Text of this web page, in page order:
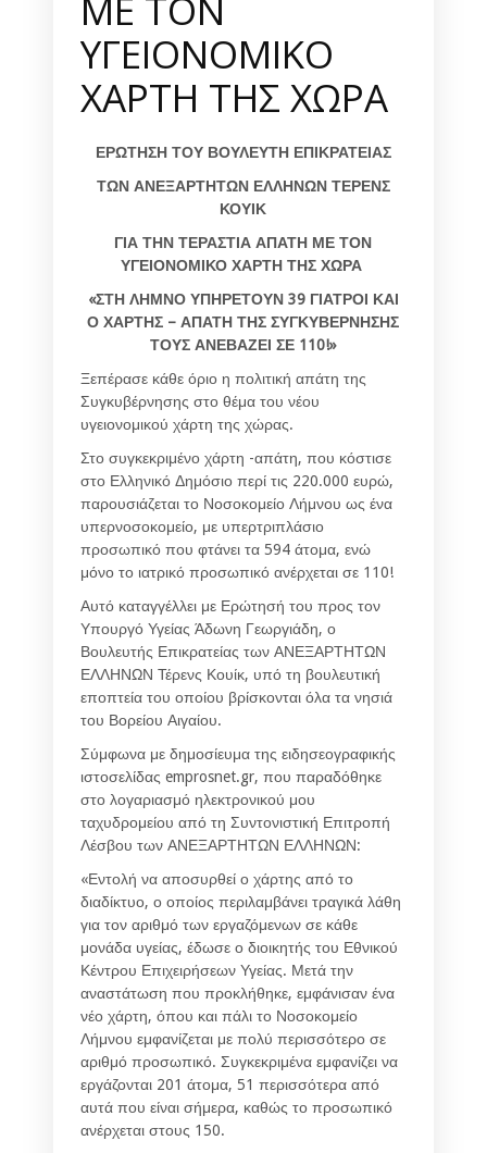
ΥΓΕΙΟΝΟΜΙΚΟ
ΧΑΡΤΗ ΤΗΣ ΧΩΡΑ
ΕΡΩΤΗΣΗ ΤΟΥ ΒΟΥΛΕΥΤΗ ΕΠΙΚΡΑΤΕΙΑΣ
ΤΩΝ ΑΝΕΞΑΡΤΗΤΩΝ ΕΛΛΗΝΩΝ ΤΕΡΕΝΣ
ΚΟΥΙΚ
ΓΙΑ ΤΗΝ ΤΕΡΑΣΤΙΑ ΑΠΑΤΗ ΜΕ ΤΟΝ
ΥΓΕΙΟΝΟΜΙΚΟ ΧΑΡΤΗ ΤΗΣ ΧΩΡΑ
«ΣΤΗ ΛΗΜΝΟ ΥΠΗΡΕΤΟΥΝ 39 ΓΙΑΤΡΟΙ ΚΑΙ
Ο ΧΑΡΤΗΣ – ΑΠΑΤΗ ΤΗΣ ΣΥΓΚΥΒΕΡΝΗΣΗΣ
ΤΟΥΣ ΑΝΕΒΑΖΕΙ ΣΕ 110!»
Ξεπέρασε κάθε όριο η πολιτική απάτη της
Συγκυβέρνησης στο θέμα του νέου
υγειονομικού χάρτη της χώρας.
Στο συγκεκριμένο χάρτη -απάτη, που κόστισε
στο Ελληνικό Δημόσιο περί τις 220.000 ευρώ,
παρουσιάζεται το Νοσοκομείο Λήμνου ως ένα
υπερνοσοκομείο, με υπερτριπλάσιο
προσωπικό που φτάνει τα 594 άτομα, ενώ
μόνο το ιατρικό προσωπικό ανέρχεται σε 110!
Αυτό καταγγέλλει με Ερώτησή του προς τον
Υπουργό Υγείας Άδωνη Γεωργιάδη, ο
Βουλευτής Επικρατείας των ΑΝΕΞΑΡΤΗΤΩΝ
ΕΛΛΗΝΩΝ Τέρενς Κουίκ, υπό τη βουλευτική
εποπτεία του οποίου βρίσκονται όλα τα νησιά
του Βορείου Αιγαίου.
Σύμφωνα με δημοσίευμα της ειδησεογραφικής
ιστοσελίδας emprosnet.gr, που παραδόθηκε
στο λογαριασμό ηλεκτρονικού μου
ταχυδρομείου από τη Συντονιστική Επιτροπή
Λέσβου των ΑΝΕΞΑΡΤΗΤΩΝ ΕΛΛΗΝΩΝ:
«Εντολή να αποσυρθεί ο χάρτης από το
διαδίκτυο, ο οποίος περιλαμβάνει τραγικά λάθη
για τον αριθμό των εργαζόμενων σε κάθε
μονάδα υγείας, έδωσε ο διοικητής του Εθνικού
Κέντρου Επιχειρήσεων Υγείας. Μετά την
αναστάτωση που προκλήθηκε, εμφάνισαν ένα
νέο χάρτη, όπου και πάλι το Νοσοκομείο
Λήμνου εμφανίζεται με πολύ περισσότερο σε
αριθμό προσωπικό. Συγκεκριμένα εμφανίζει να
εργάζονται 201 άτομα, 51 περισσότερα από
αυτά που είναι σήμερα, καθώς το προσωπικό
ανέρχεται στους 150.